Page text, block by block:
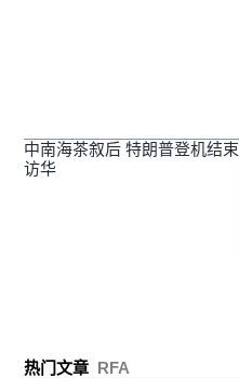
中南海茶叙后 特朗普登机结束
访华
热门文章 RFA